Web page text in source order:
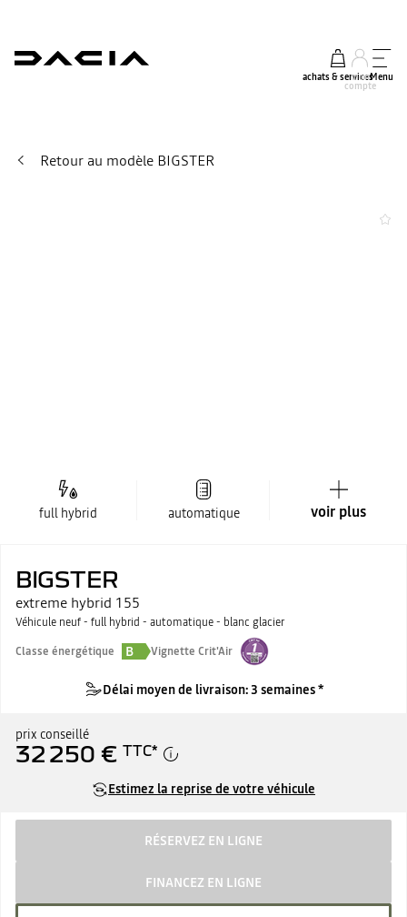
achats & services
mon
compte
Menu
Retour au modèle BIGSTER
full hybrid automatique voir plus
BIGSTER
extreme hybrid 155
Véhicule neuf - full hybrid - automatique - blanc glacier
Classe énergétique
B Vignette Crit'Air
Délai moyen de livraison: 3 semaines *
prix conseillé
32 250 € TTC*
Estimez la reprise de votre véhicule
RÉSERVEZ EN LIGNE
FINANCEZ EN LIGNE